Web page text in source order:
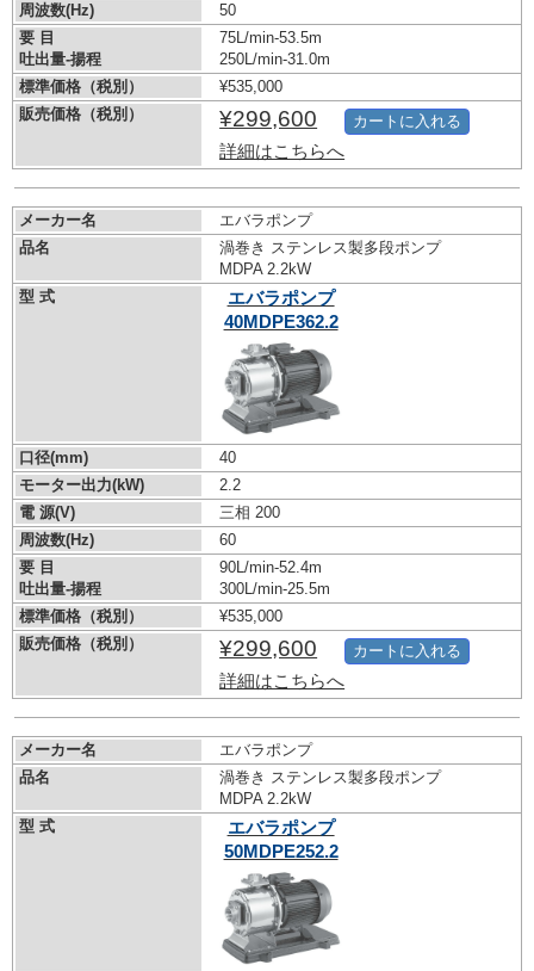
周波数(Hz)
50
要 目
吐出量-揚程
75L/min-53.5m
250L/min-31.0m
標準価格（税別）
¥535,000
販売価格（税別）
¥299,600
詳細はこちらへ
カートに入れる
メーカー名
エバラポンプ
品名
渦巻き ステンレス製多段ポンプ
MDPA 2.2kW
型 式
エバラポンプ
40MDPE362.2
口径(mm)
40
モーター出力(kW)
2.2
電 源(V)
三相 200
周波数(Hz)
60
要 目
吐出量-揚程
90L/min-52.4m
300L/min-25.5m
標準価格（税別）
¥535,000
販売価格（税別）
¥299,600
詳細はこちらへ
カートに入れる
メーカー名
エバラポンプ
品名
渦巻き ステンレス製多段ポンプ
MDPA 2.2kW
型 式
エバラポンプ
50MDPE252.2